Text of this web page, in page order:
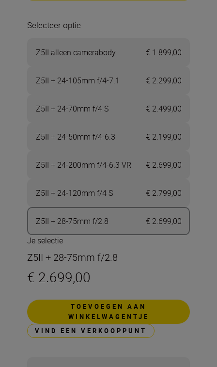
Selecteer optie
Z5II alleen camerabody € 1.899,00
Z5II + 24-105mm f/4-7.1 € 2.299,00
Z5II + 24-70mm f/4 S € 2.499,00
Z5II + 24-50mm f/4-6.3 € 2.199,00
Z5II + 24-200mm f/4-6.3 VR € 2.699,00
Z5II + 24-120mm f/4 S € 2.799,00
Z5II + 28-75mm f/2.8
€ 2.699,00
Je selectie
Z5II + 28-75mm f/2.8
€ 2.699,00
TOEVOEGEN AAN
WINKELWAGENTJE
VIND EEN VERKOOPPUNT